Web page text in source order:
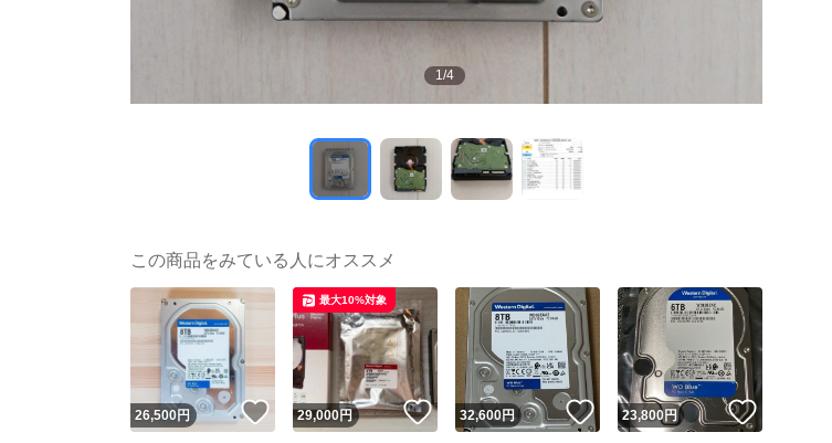
1/4
この商品をみている人にオススメ
26,500円 いいね！
29,000円 いいね！
最大10%対象
32,600円 いいね！
23,800 円